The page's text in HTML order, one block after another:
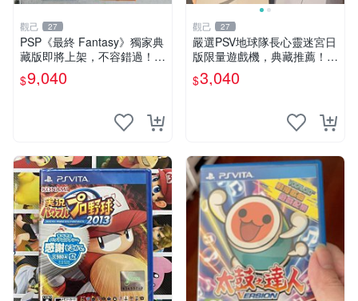
觀己 27
PSP《最終 Fantasy》獨家典
藏版即將上架，不容錯過！ 2
024 限定款 PSP遊戲機 當日
熱銷中 PSV游戲收藏嚴選
$9,040
觀己 27
嚴選PSV地球隊長心靈迷宮日
版限量遊戲機，典藏推薦！Ni
ntendo掌上型遊戲 心靈迷宮
PSV 地球隊長 日本版本 當代
$3,040